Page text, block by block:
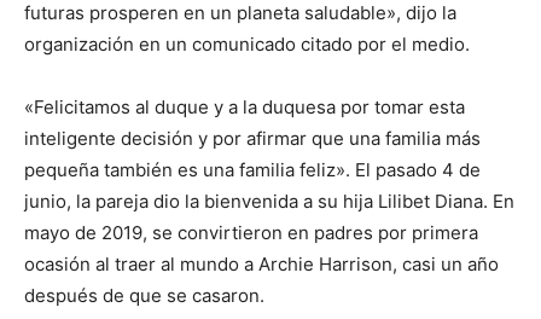
futuras prosperen en un planeta saludable», dijo la
organización en un comunicado citado por el medio.
«Felicitamos al duque y a la duquesa por tomar esta
inteligente decisión y por afirmar que una familia más
pequeña también es una familia feliz». El pasado 4 de
junio, la pareja dio la bienvenida a su hija Lilibet Diana. En
mayo de 2019, se convirtieron en padres por primera
ocasión al traer al mundo a Archie Harrison, casi un año
después de que se casaron.